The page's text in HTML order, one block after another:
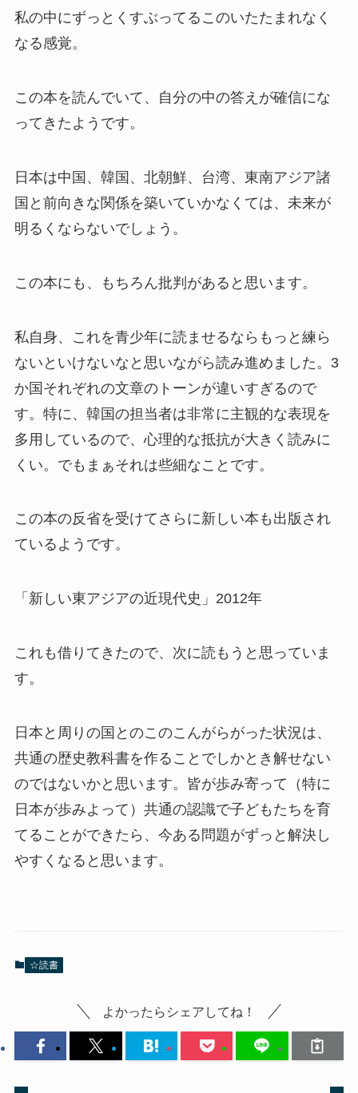
私の中にずっとくすぶってるこのいたたまれなく
なる感覚。
この本を読んでいて、自分の中の答えが確信にな
ってきたようです。
日本は中国、韓国、北朝鮮、台湾、東南アジア諸
国と前向きな関係を築いていかなくては、未来が
明るくならないでしょう。
この本にも、もちろん批判があると思います。
私自身、これを青少年に読ませるならもっと練ら
ないといけないなと思いながら読み進めました。3
か国それぞれの文章のトーンが違いすぎるので
す。特に、韓国の担当者は非常に主観的な表現を
多用しているので、心理的な抵抗が大きく読みに
くい。でもまぁそれは些細なことです。
この本の反省を受けてさらに新しい本も出版され
ているようです。
「新しい東アジアの近現代史」2012年
これも借りてきたので、次に読もうと思っていま
す。
日本と周りの国とのこのこんがらがった状況は、
共通の歴史教科書を作ることでしかとき解せない
のではないかと思います。皆が歩み寄って（特に
日本が歩みよって）共通の認識で子どもたちを育
てることができたら、今ある問題がずっと解決し
やすくなると思います。
☆読書
よかったらシェアしてね！